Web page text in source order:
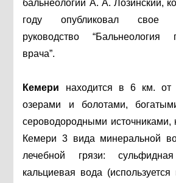
бальнеологии А. А. Лозинский,
году опубликовал свое
руководство “Бальнеология
врача”.
Кемери находится в 6 км.
озерами и болотами,
сероводородными источниками,
Кемери 3 вида минеральной
лечебной грязи:
кальциевая вода